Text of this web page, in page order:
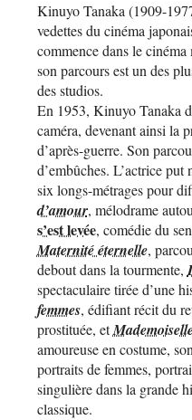
Kinuyo Tanaka (1909-
vedettes du cinéma
commence dans le
son parcours est un des
des studios.
En 1953, Kinuyo Tanaka
caméra, devenant ainsi la
d’après-guerre. Son
d’embûches. L’actrice
six longs-métrages pour
d’amour, mélodrame
s’est levée, comédie du
Maternité éternelle,
debout dans la tourmente,
spectaculaire tirée d’une
femmes, édifiant récit du
prostituée, et
amoureuse en costume,
portraits de femmes,
singulière dans la grande
classique.